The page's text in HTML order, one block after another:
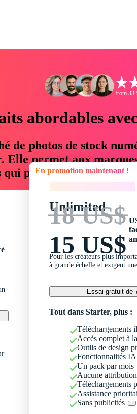
from 33
abordables
de photos de stock
Elle permet aux
qui permettent
En promotion maintenant !
Unlimited
18 US$
15 US$
Pour les créateurs plus
à grande échelle et exigent
Essai gratuit de
Tout dans Starter, plus :
Téléchargements
Accès complet à
Outils de design
Fonctionnalités
Un pack par mois
Aucune
Téléchargements
Assistance
Sans publicités